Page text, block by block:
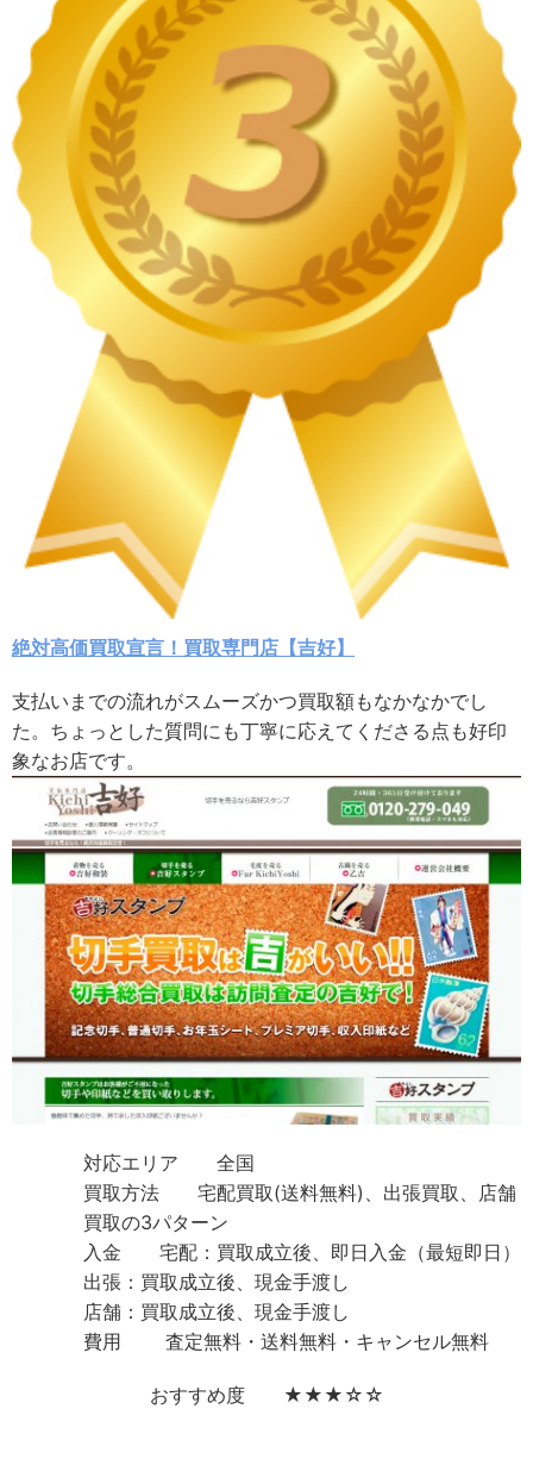
絶対高価買取宣言！買取専門店【吉好】
支払いまでの流れがスムーズかつ買取額もなかなかでし
た。ちょっとした質問にも丁寧に応えてくださる点も好印
象なお店です。
対応エリア 全国
買取方法 宅配買取(送料無料)、出張買取、店舗
買取の3パターン
入金 宅配：買取成立後、即日入金（最短即日）
出張：買取成立後、現金手渡し
店舗：買取成立後、現金手渡し
費用 査定無料・送料無料・キャンセル無料
おすすめ度 ★★★☆☆